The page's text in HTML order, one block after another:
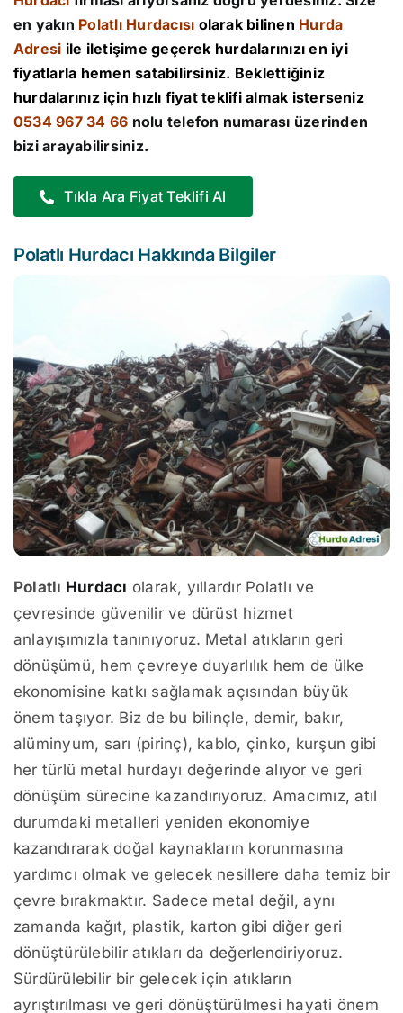
en yakın Polatlı Hurdacısı olarak bilinen Hurda
Adresi ile iletişime geçerek hurdalarınızı en iyi
fiyatlarla hemen satabilirsiniz. Beklettiğiniz
hurdalarınız için hızlı fiyat teklifi almak isterseniz
0534 967 34 66 nolu telefon numarası üzerinden
bizi arayabilirsiniz.
Tıkla Ara Fiyat Teklifi Al
Polatlı Hurdacı Hakkında Bilgiler
Polatlı Hurdacı olarak, yıllardır Polatlı ve
çevresinde güvenilir ve dürüst hizmet
anlayışımızla tanınıyoruz. Metal atıkların geri
dönüşümü, hem çevreye duyarlılık hem de ülke
ekonomisine katkı sağlamak açısından büyük
önem taşıyor. Biz de bu bilinçle, demir, bakır,
alüminyum, sarı (pirinç), kablo, çinko, kurşun gibi
her türlü metal hurdayı değerinde alıyor ve geri
dönüşüm sürecine kazandırıyoruz. Amacımız, atıl
durumdaki metalleri yeniden ekonomiye
kazandırarak doğal kaynakların korunmasına
yardımcı olmak ve gelecek nesillere daha temiz bir
çevre bırakmaktır. Sadece metal değil, aynı
zamanda kağıt, plastik, karton gibi diğer geri
dönüştürülebilir atıkları da değerlendiriyoruz.
Sürdürülebilir bir gelecek için atıkların
ayrıştırılması ve geri dönüştürülmesi hayati önem